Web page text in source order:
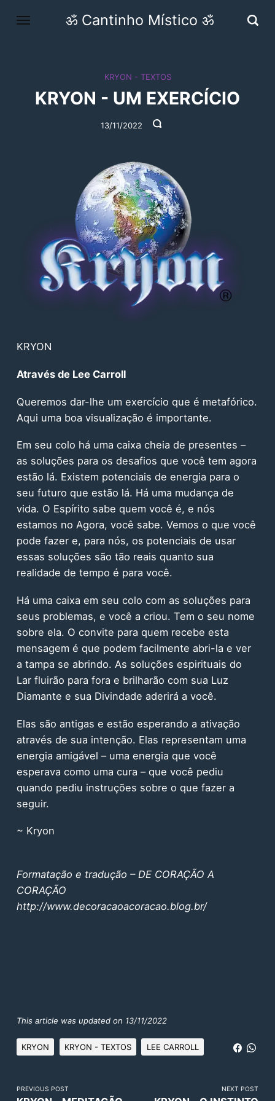
ॐ Cantinho Místico ॐ
KRYON - TEXTOS
KRYON - UM EXERCÍCIO
13/11/2022
KRYON
Através de Lee Carroll
Queremos dar-lhe um exercício que é metafórico.
Aqui uma boa visualização é importante.
Em seu colo há uma caixa cheia de presentes –
as soluções para os desafios que você tem agora
estão lá. Existem potenciais de energia para o
seu futuro que estão lá. Há uma mudança de
vida. O Espírito sabe quem você é, e nós
estamos no Agora, você sabe. Vemos o que você
pode fazer e, para nós, os potenciais de usar
essas soluções são tão reais quanto sua
realidade de tempo é para você.
Há uma caixa em seu colo com as soluções para
seus problemas, e você a criou. Tem o seu nome
sobre ela. O convite para quem recebe esta
mensagem é que podem facilmente abri-la e ver
a tampa se abrindo. As soluções espirituais do
Lar fluirão para fora e brilharão com sua Luz
Diamante e sua Divindade aderirá a você.
Elas são antigas e estão esperando a ativação
através de sua intenção. Elas representam uma
energia amigável – uma energia que você
esperava como uma cura – que você pediu
quando pediu instruções sobre o que fazer a
seguir.
~ Kryon
Formatação e tradução – DE CORAÇÃO A
CORAÇÃO
http://www.decoracaoacoracao.blog.br/
This article was updated on 13/11/2022
KRYON KRYON - TEXTOS LEE CARROLL
PREVIOUS POST NEXT POST